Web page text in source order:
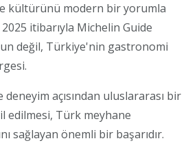
kültürünü modern bir yorumla
itibarıyla Michelin Guide
değil, Türkiye'nin gastronomi
açısından uluslararası bir
edilmesi, Türk meyhane
sağlayan önemli bir başarıdır.